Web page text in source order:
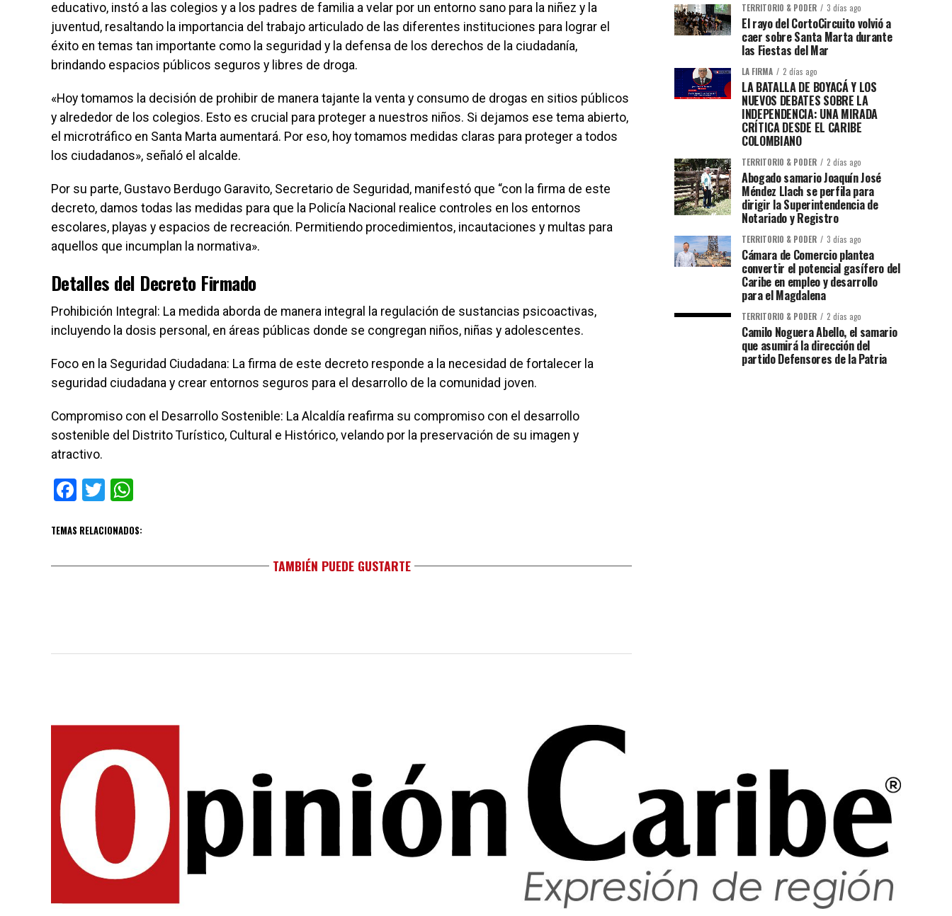
educativo, instó a las colegios y a los padres de familia a velar por un entorno sano para la niñez y la
juventud, resaltando la importancia del trabajo articulado de las diferentes instituciones para lograr el
éxito en temas tan importante como la seguridad y la defensa de los derechos de la ciudadanía,
brindando espacios públicos seguros y libres de droga.
«Hoy tomamos la decisión de prohibir de manera tajante la venta y consumo de drogas en sitios públicos
y alrededor de los colegios. Esto es crucial para proteger a nuestros niños. Si dejamos ese tema abierto,
el microtráfico en Santa Marta aumentará. Por eso, hoy tomamos medidas claras para proteger a todos
los ciudadanos», señaló el alcalde.
Por su parte, Gustavo Berdugo Garavito, Secretario de Seguridad, manifestó que “con la firma de este
decreto, damos todas las medidas para que la Policía Nacional realice controles en los entornos
escolares, playas y espacios de recreación. Permitiendo procedimientos, incautaciones y multas para
aquellos que incumplan la normativa».
Detalles del Decreto Firmado
Prohibición Integral: La medida aborda de manera integral la regulación de sustancias psicoactivas,
incluyendo la dosis personal, en áreas públicas donde se congregan niños, niñas y adolescentes.
Foco en la Seguridad Ciudadana: La firma de este decreto responde a la necesidad de fortalecer la
seguridad ciudadana y crear entornos seguros para el desarrollo de la comunidad joven.
Compromiso con el Desarrollo Sostenible: La Alcaldía reafirma su compromiso con el desarrollo
sostenible del Distrito Turístico, Cultural e Histórico, velando por la preservación de su imagen y
atractivo.
Facebook
Twitter
TEMAS RELACIONADOS:
TAMBIÉN PUEDE GUSTARTE
TERRITORIO & PODER 3 días ago
El rayo del CortoCircuito volvió a
caer sobre Santa Marta durante
las Fiestas del Mar
LA FIRMA 2 días ago
LA BATALLA DE BOYACÁ Y LOS
NUEVOS DEBATES SOBRE LA
INDEPENDENCIA: UNA MIRADA
CRÍTICA DESDE EL CARIBE
COLOMBIANO
TERRITORIO & PODER 2 días ago
Abogado samario Joaquín José
Méndez Llach se perfila para
dirigir la Superintendencia de
Notariado y Registro
TERRITORIO & PODER 3 días ago
Cámara de Comercio plantea
convertir el potencial gasífero del
Caribe en empleo y desarrollo
para el Magdalena
TERRITORIO & PODER 2 días ago
Camilo Noguera Abello, el samario
que asumirá la dirección del
partido Defensores de la Patria